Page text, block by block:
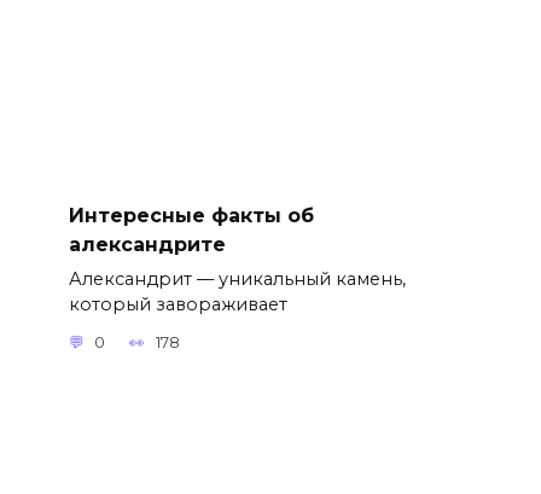
Интересные факты об
александрите
Александрит — уникальный камень,
который завораживает
0 178